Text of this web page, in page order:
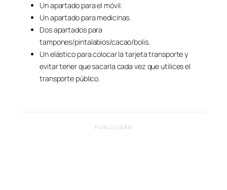
Un apartado para el móvil.
Un apartado para medicinas.
Dos apartados para
tampones/pintalabios/cacao/bolis.
Un elástico para colocar la tarjeta transporte y
evitar tener que sacarla cada vez que utilices el
transporte público.
PUBLICIDAD